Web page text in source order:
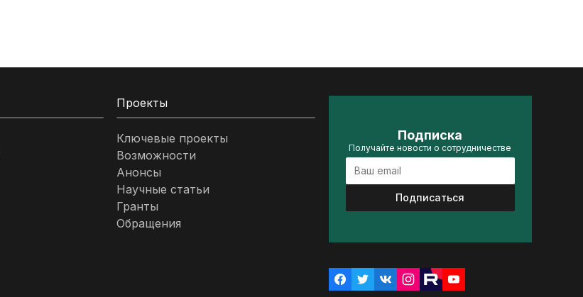
Проекты
Ключевые проекты
Возможности
Анонсы
Научные статьи
Гранты
Обращения
Подписка
Получайте новости о сотрудничестве
Подписаться